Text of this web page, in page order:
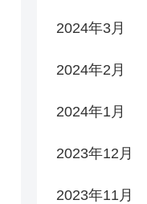
2024年3月
2024年2月
2024年1月
2023年12月
2023年11月